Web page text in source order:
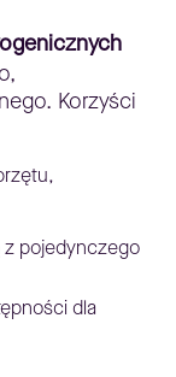
Korzyści
z pojedynczego
dla